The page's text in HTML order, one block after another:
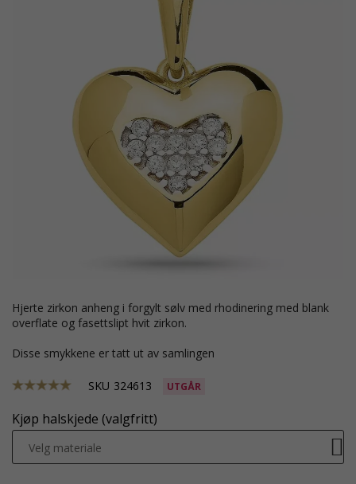
hjerte zirkon anheng i forgylt sølv med rhodinering med blank
overflate og fasettslipt hvit zirkon.
Disse smykkene er tatt ut av samlingen
SKU 324613 UTGÅR
Kjøp halskjede (valgfritt)
Velg materiale